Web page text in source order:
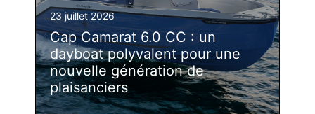
23 juillet 2026
Cap Camarat 6.0 CC : un
dayboat polyvalent pour une
nouvelle génération de
plaisanciers